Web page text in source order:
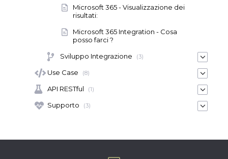
Microsoft 365 - Visualizzazione dei
risultati:
Microsoft 365 Integration - Cosa
posso farci ?
Sviluppo Integrazione
(3)
Use Case (8)
API RESTful (1)
Supporto (3)